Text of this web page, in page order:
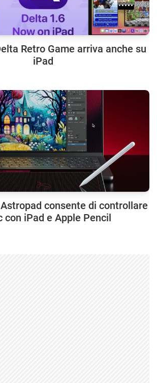
Retro Game arriva anche su
iPad
Astropad consente di controllare
con iPad e Apple Pencil